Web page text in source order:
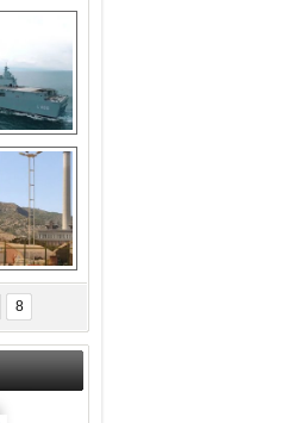
yangın
doğru
8